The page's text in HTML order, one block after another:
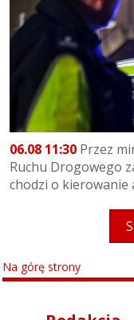
06.08 11:30 Przez
Ruchu Drogowego
chodzi o kierowanie
Na górę strony